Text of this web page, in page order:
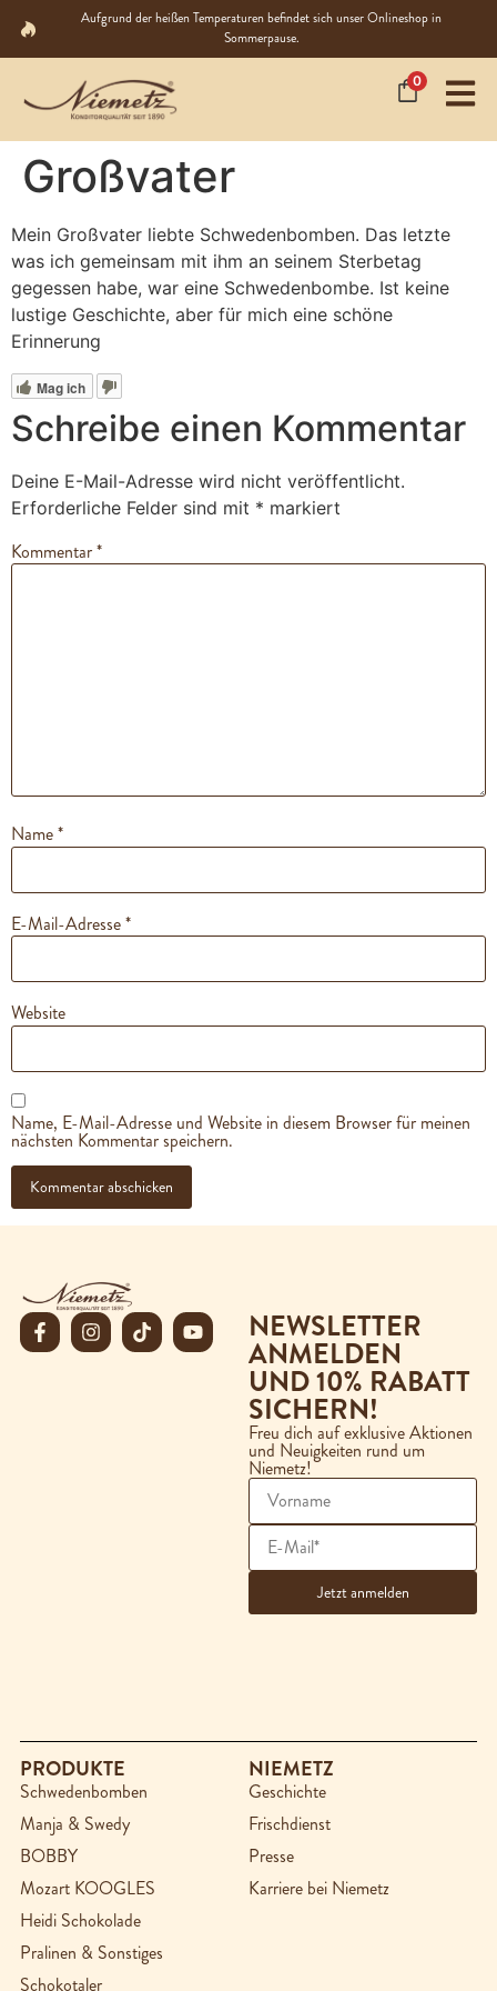
Aufgrund der heißen Temperaturen befindet sich unser Onlineshop in
Sommerpause.
0
Großvater
Mein Großvater liebte Schwedenbomben. Das letzte
was ich gemeinsam mit ihm an seinem Sterbetag
gegessen habe, war eine Schwedenbombe. Ist keine
lustige Geschichte, aber für mich eine schöne
Erinnerung
Mag ich
Schreibe einen Kommentar
Deine E-Mail-Adresse wird nicht veröffentlicht.
Erforderliche Felder sind mit * markiert
Kommentar*
Name*
E-Mail-Adresse*
Website
Name, E-Mail-Adresse und Website in diesem Browser für meinen
nächsten Kommentar speichern.
NEWSLETTER
ANMELDEN
UND 10% RABATT
SICHERN!
Freu dich auf exklusive Aktionen
und Neuigkeiten rund um
Niemetz!
PRODUKTE
Schwedenbomben
Manja & Swedy
BOBBY
Mozart KOOGLES
Heidi Schokolade
Pralinen & Sonstiges
Schokotaler
NIEMETZ
Geschichte
Frischdienst
Presse
Karriere bei Niemetz